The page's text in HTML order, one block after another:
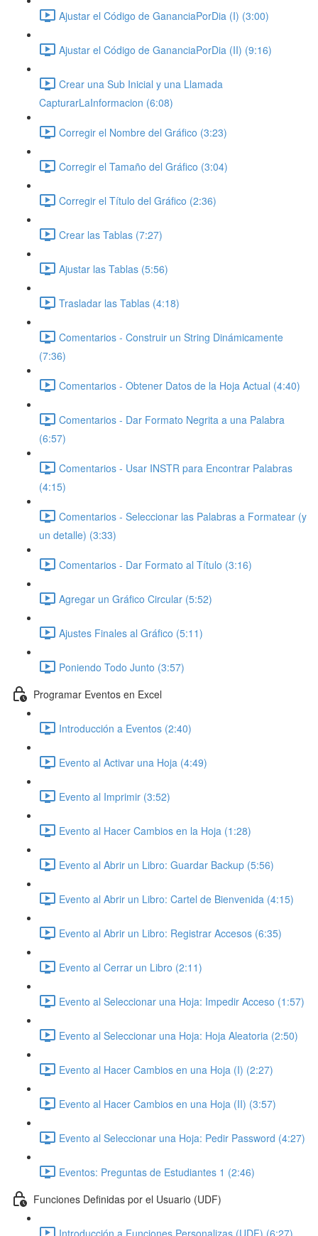
Ajustar el Código de GananciaPorDia (I) (3:00)
Ajustar el Código de GananciaPorDia (II) (9:16)
Crear una Sub Inicial y una Llamada
CapturarLaInformacion (6:08)
Corregir el Nombre del Gráfico (3:23)
Corregir el Tamaño del Gráfico (3:04)
Corregir el Título del Gráfico (2:36)
Crear las Tablas (7:27)
Ajustar las Tablas (5:56)
Trasladar las Tablas (4:18)
Comentarios - Construir un String Dinámicamente
(7:36)
Comentarios - Obtener Datos de la Hoja Actual (4:40)
Comentarios - Dar Formato Negrita a una Palabra
(6:57)
Comentarios - Usar INSTR para Encontrar Palabras
(4:15)
Comentarios - Seleccionar las Palabras a Formatear (y
un detalle) (3:33)
Comentarios - Dar Formato al Título (3:16)
Agregar un Gráfico Circular (5:52)
Ajustes Finales al Gráfico (5:11)
Poniendo Todo Junto (3:57)
Programar Eventos en Excel
Introducción a Eventos (2:40)
Evento al Activar una Hoja (4:49)
Evento al Imprimir (3:52)
Evento al Hacer Cambios en la Hoja (1:28)
Evento al Abrir un Libro: Guardar Backup (5:56)
Evento al Abrir un Libro: Cartel de Bienvenida (4:15)
Evento al Abrir un Libro: Registrar Accesos (6:35)
Evento al Cerrar un Libro (2:11)
Evento al Seleccionar una Hoja: Impedir Acceso (1:57)
Evento al Seleccionar una Hoja: Hoja Aleatoria (2:50)
Evento al Hacer Cambios en una Hoja (I) (2:27)
Evento al Hacer Cambios en una Hoja (II) (3:57)
Evento al Seleccionar una Hoja: Pedir Password (4:27)
Eventos: Preguntas de Estudiantes 1 (2:46)
Funciones Definidas por el Usuario (UDF)
Introducción a Funciones Personalizas (UDF) (6:27)